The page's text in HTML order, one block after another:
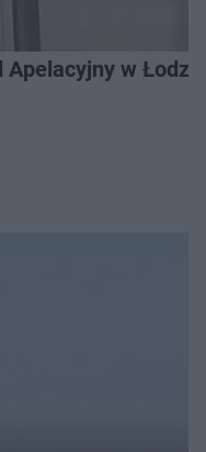
Apelacyjny w Łodzi